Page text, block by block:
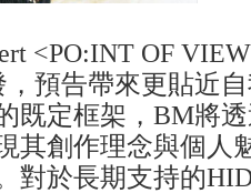
<PO:INT OF
預告帶來更貼近
既定框架，BM將
其創作理念與個人
對於長期支持的